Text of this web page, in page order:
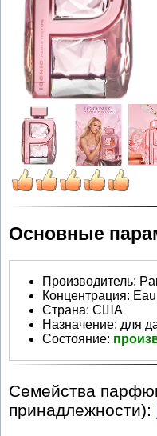
Основные
Производитель:
Концентрация:
Страна: США
Назначение: для
Состояние:
Семейства
принадлежности):